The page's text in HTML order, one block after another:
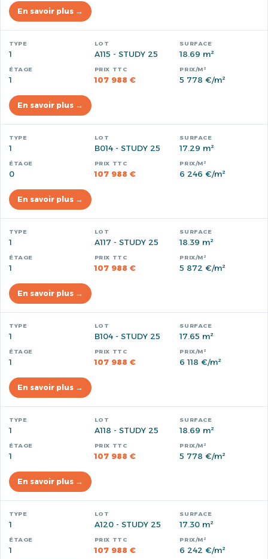
En savoir plus →
1 A115 - STUDY 25 18.69 m²
1 107 988 € 5 778 €/m²
En savoir plus →
1 B014 - STUDY 25 17.29 m²
0 107 988 € 6 246 €/m²
En savoir plus →
1 A117 - STUDY 25 18.39 m²
1 107 988 € 5 872 €/m²
En savoir plus →
1 B104 - STUDY 25 17.65 m²
1 107 988 € 6 118 €/m²
En savoir plus →
1 A118 - STUDY 25 18.69 m²
1 107 988 € 5 778 €/m²
En savoir plus →
1 A120 - STUDY 25 17.30 m²
1 107 988 € 6 242 €/m²